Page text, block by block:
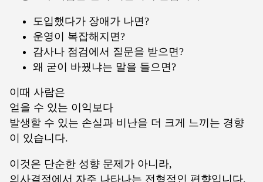
도입했다가 장애가 나면?
운영이 복잡해지면?
감사나 점검에서 질문을 받으면?
왜 굳이 바꿨냐는 말을 들으면?
이때 사람은
얻을 수 있는 이익보다
발생할 수 있는 손실과 비난을 더 크게 느끼는 경향
이 있습니다.
이것은 단순한 성향 문제가 아니라,
의사결정에서 자주 나타나는 전형적인 편향입니다.